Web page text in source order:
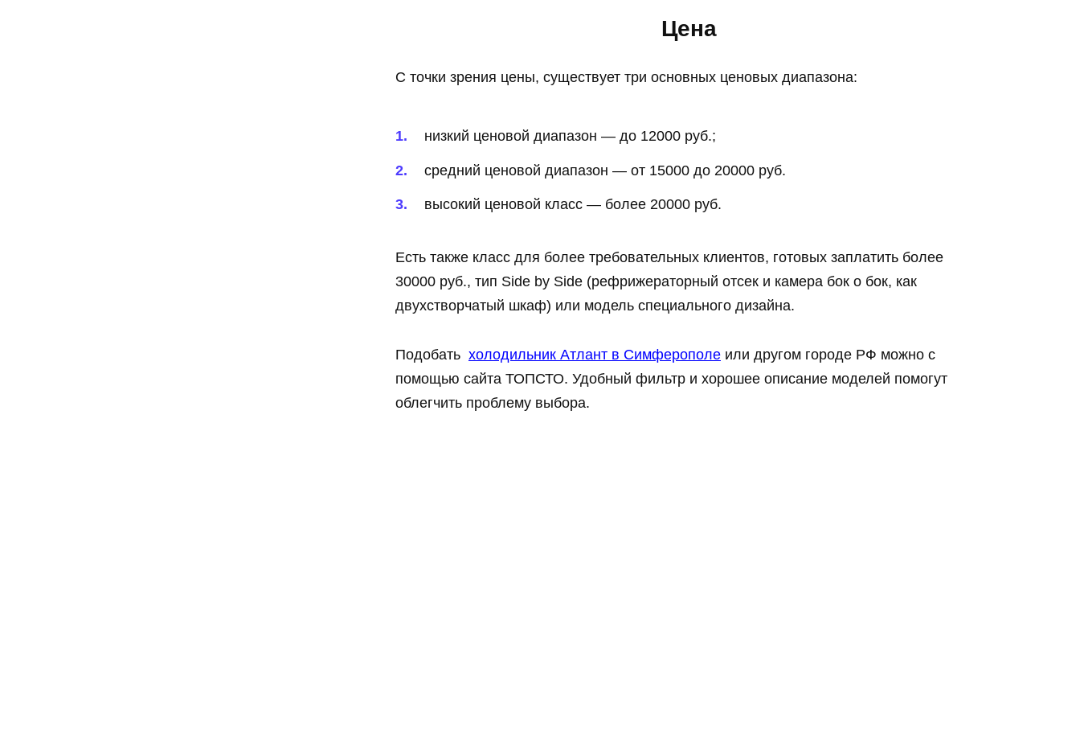
Цена
С точки зрения цены, существует три основных ценовых диапазона:
низкий ценовой диапазон — до 12000 руб.;
средний ценовой диапазон — от 15000 до 20000 руб.
высокий ценовой класс — более 20000 руб.
Есть также класс для более требовательных клиентов, готовых заплатить более
30000 руб., тип Side by Side (рефрижераторный отсек и камера бок о бок, как
двухстворчатый шкаф) или модель специального дизайна.
Подобать холодильник Атлант в Симферополе или другом городе РФ можно с
помощью сайта ТОПСТО. Удобный фильтр и хорошее описание моделей помогут
облегчить проблему выбора.